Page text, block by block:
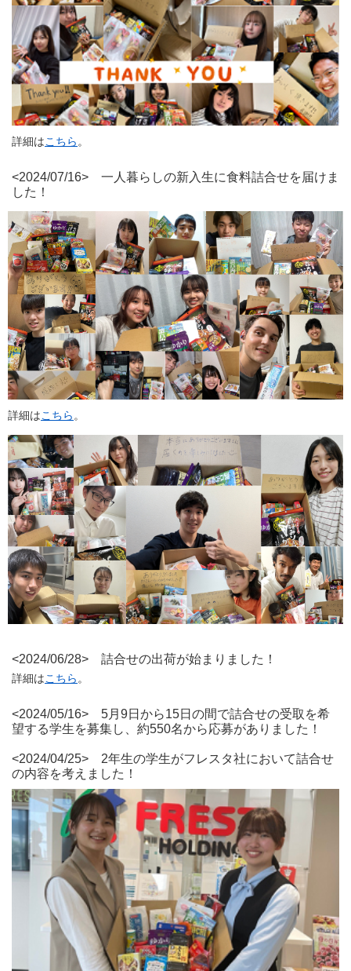
詳細はこちら 。
<2024/07/16> 一人暮らしの新入生に食料詰合せを届けま
した！
詳細はこちら。
<2024/06/28> 詰合せの出荷が始まりました！
詳細はこちら 。
<2024/05/16> 5月9日から15日の間で詰合せの受取を希
望する学生を募集し、約550名から応募がありました！
<2024/04/25> 2年生の学生がフレスタ社において詰合せ
の内容を考えました！